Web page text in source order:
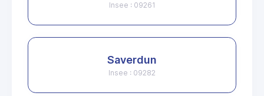
Insee : 09261
Saverdun
Insee : 09282